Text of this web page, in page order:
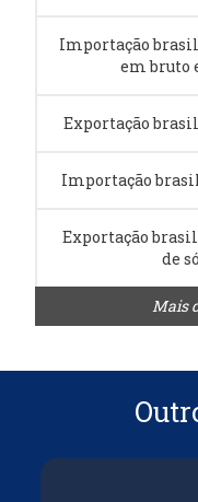
Importação
em bruto
Exportação
Importação
Exportação
de
Mais